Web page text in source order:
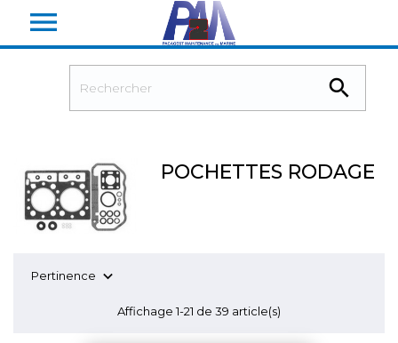


POCHETTES RODAGE
Pertinence 
Affichage 1-21 de 39 article(s)